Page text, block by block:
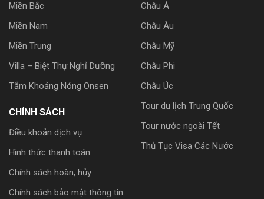
Miền Bắc
Miền Nam
Miền Trung
Villa – Biệt Thự Nghỉ Dưỡng
Tắm Khoảng Nóng Onsen
CHÍNH SÁCH
Điều khoản dịch vụ
Hình thức thanh toán
Chính sách hoàn, hủy
Chính sách bảo mật thông tin
Châu Á
Châu Âu
Châu Mỹ
Châu Phi
Châu Úc
Tour du lịch Trung Quốc
Tour nước ngoài Tết
Thủ Tục Visa Các Nước